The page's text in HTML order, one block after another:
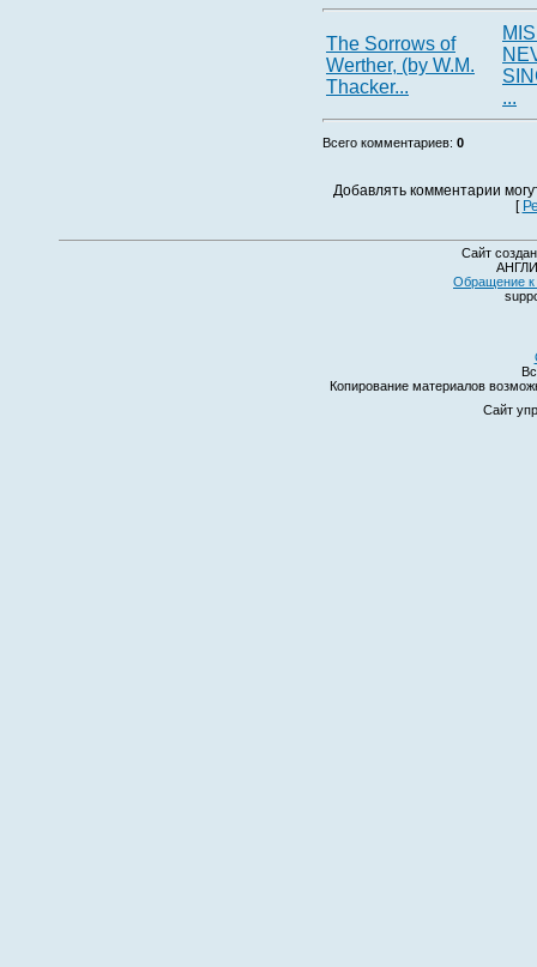
Thе Sоrrоws оf
Wеrthеr, (bу W.M.
Thаckеr...
...
Всего комментариев: 0
Добавлять комментарии
[
Сайт
Обращение к
Копирование материалов
Сайт